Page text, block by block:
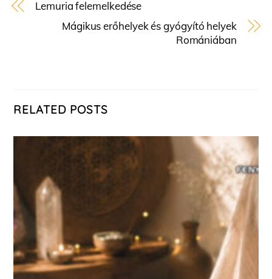
Lemuria felemelkedése
Mágikus erőhelyek és gyógyító helyek
Romániában
RELATED POSTS